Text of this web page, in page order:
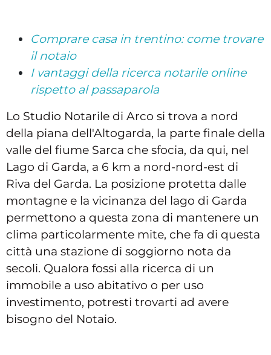
Comprare casa in trentino: come trovare
il notaio
I vantaggi della ricerca notarile online
rispetto al passaparola
Lo Studio Notarile di Arco si trova a nord
della piana dell'Altogarda, la parte finale della
valle del fiume Sarca che sfocia, da qui, nel
Lago di Garda, a 6 km a nord-nord-est di
Riva del Garda. La posizione protetta dalle
montagne e la vicinanza del lago di Garda
permettono a questa zona di mantenere un
clima particolarmente mite, che fa di questa
città una stazione di soggiorno nota da
secoli. Qualora fossi alla ricerca di un
immobile a uso abitativo o per uso
investimento, potresti trovarti ad avere
bisogno del Notaio.